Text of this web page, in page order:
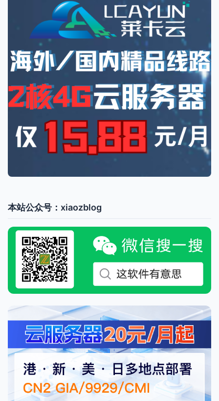
本站公众号：xiaozblog